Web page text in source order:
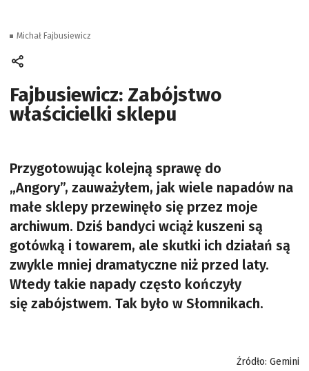
Fajbusiewicz: Zabójstwo
właścicielki sklepu
Przygotowując kolejną sprawę do
„Angory”, zauważyłem, jak wiele napadów na
małe sklepy przewinęło się przez moje
archiwum. Dziś bandyci wciąż kuszeni są
gotówką i towarem, ale skutki ich działań są
zwykle mniej dramatyczne niż przed laty.
Wtedy takie napady często kończyły
się zabójstwem. Tak było w Słomnikach.
Źródło: Gemini
Michał Fajbusiewicz